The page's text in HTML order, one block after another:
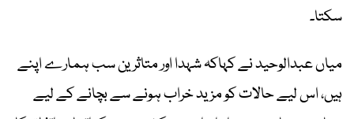
سکتا۔
میاں عبدالوحید نے کہاکہ شہدا اور متاثرین سب ہمارے اپنے
ہیں، اس لیے حالات کو مزید خراب ہونے سے بچانے کے لیے